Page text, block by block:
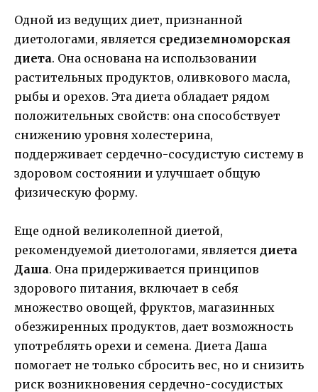
Одной из ведущих диет, признанной
диетологами, является средиземноморская
диета. Она основана на использовании
растительных продуктов, оливкового масла,
рыбы и орехов. Эта диета обладает рядом
положительных свойств: она способствует
снижению уровня холестерина,
поддерживает сердечно-сосудистую систему в
здоровом состоянии и улучшает общую
физическую форму.
Еще одной великолепной диетой,
рекомендуемой диетологами, является диета
Даша. Она придерживается принципов
здорового питания, включает в себя
множество овощей, фруктов, магазинных
обезжиренных продуктов, дает возможность
употреблять орехи и семена. Диета Даша
помогает не только сбросить вес, но и снизить
риск возникновения сердечно-сосудистых